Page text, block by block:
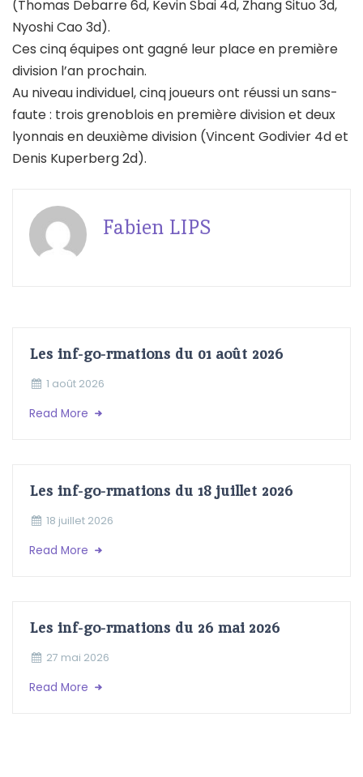
(Thomas Debarre 6d, Kevin Sbai 4d, Zhang Situo 3d,
Nyoshi Cao 3d).
Ces cinq équipes ont gagné leur place en première
division l’an prochain.
Au niveau individuel, cinq joueurs ont réussi un sans-
faute : trois grenoblois en première division et deux
lyonnais en deuxième division (Vincent Godivier 4d et
Denis Kuperberg 2d).
Fabien LIPS
Les inf-go-rmations du 01 août 2026
1 août 2026
Read More
Les inf-go-rmations du 18 juillet 2026
18 juillet 2026
Read More
Les inf-go-rmations du 26 mai 2026
27 mai 2026
Read More